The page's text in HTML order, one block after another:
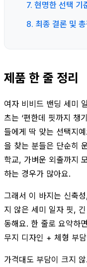
7. 현명한 선택 기
8. 최종 결론 및 총
제품 한 줄 정리
여자 비비드 밴딩 세미
츠는 ‘편한데 핏까지 챙
들에게 딱 맞는 선택지
을 찾는 분들은 단순히
학교, 가벼운 외출까지
하는 경우가 많아요.
그래서 이 바지는 신축
지 않은 세미 일자 핏,
동해요. 한 줄로 요약하
무지 디자인 + 체형 부
가격대도 부담이 크지